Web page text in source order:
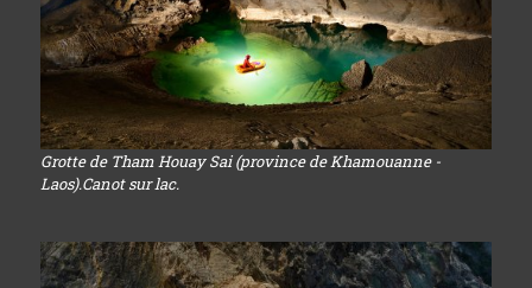
Grotte de Tham Houay Sai (province de Khamouanne -
Laos).Canot sur lac.